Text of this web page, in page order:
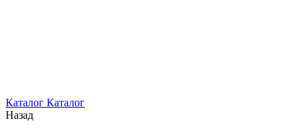
Каталог Каталог
Назад